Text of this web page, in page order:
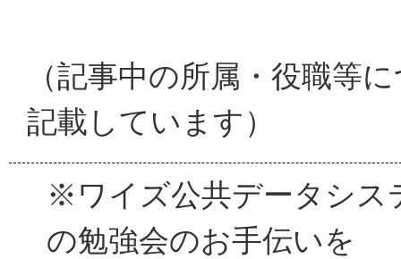
（記事中の所属・役職等
記載しています）
※ワイズ公共データシス
の勉強会のお手伝いを